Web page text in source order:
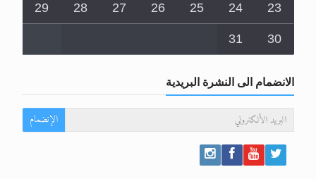
23
24
25
26
27
28
29
30
31
الانضمام الى النشرة البريدية
الإنضمام